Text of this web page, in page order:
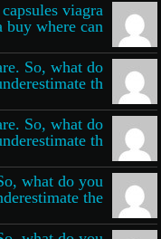
viagra
where can...
So, what do
th...
So, what do
th...
what do you
the...